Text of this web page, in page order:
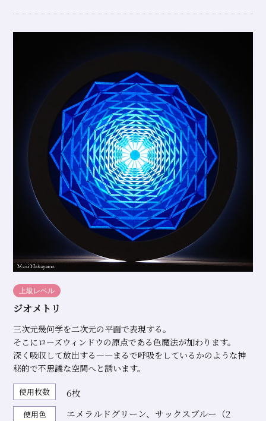
上級レベル
ジオメトリ
三次元幾何学を二次元の平面で表現する。
そこにローズウィンドウの原点である色魔法が加わります。
深く吸収して放出する―—まるで呼吸をしているかのような神
秘的で不思議な空間へと誘います。
使用枚数 6枚
使用色
エメラルドグリーン、サックスブルー（2